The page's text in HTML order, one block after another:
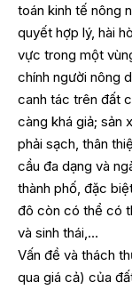
toán kinh tế nông
quyết hợp lý, hài
vực trong một
chính người nông
canh tác trên đất
càng khá giả; sản
phải sạch, thân
cầu đa dạng và
thành phố, đặc
đô còn có thể có
và sinh thái,…
Vấn đề và thách
qua giá cả) của